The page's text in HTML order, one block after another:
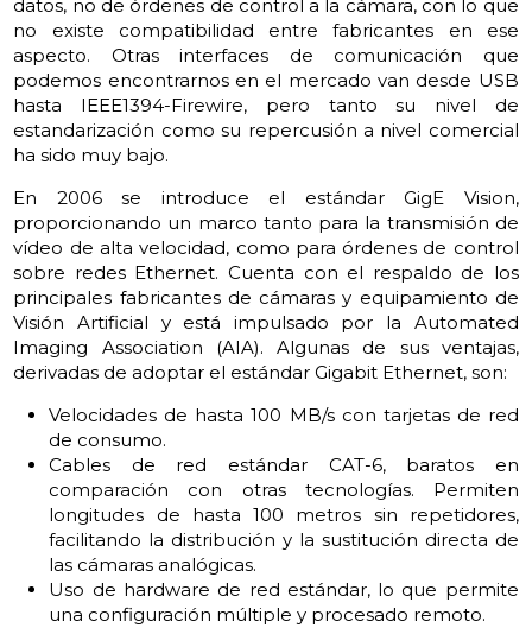
datos, no de órdenes de control a la cámara, con lo que
no existe compatibilidad entre fabricantes en ese
aspecto. Otras interfaces de comunicación que
podemos encontrarnos en el mercado van desde USB
hasta IEEE1394-Firewire, pero tanto su nivel de
estandarización como su repercusión a nivel comercial
ha sido muy bajo.
En 2006 se introduce el estándar GigE Vision,
proporcionando un marco tanto para la transmisión de
vídeo de alta velocidad, como para órdenes de control
sobre redes Ethernet. Cuenta con el respaldo de los
principales fabricantes de cámaras y equipamiento de
Visión Artificial y está impulsado por la Automated
Imaging Association (AIA). Algunas de sus ventajas,
derivadas de adoptar el estándar Gigabit Ethernet, son:
Velocidades de hasta 100 MB/s con tarjetas de red
de consumo.
Cables de red estándar CAT-6, baratos en
comparación con otras tecnologías. Permiten
longitudes de hasta 100 metros sin repetidores,
facilitando la distribución y la sustitución directa de
las cámaras analógicas.
Uso de hardware de red estándar, lo que permite
una configuración múltiple y procesado remoto.